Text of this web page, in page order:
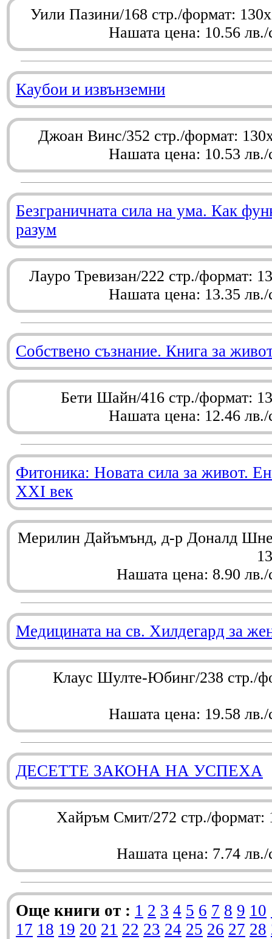
Уили Пазини/168 стр./формат:
Нашата цена: 10.56 лв./
Каубои и извънземни
Джоан Винс/352 стр./формат:
Нашата цена: 10.53 лв./
Безграничната сила на ума. Как
разум
Лауро Тревизан/222 стр./формат:
Нашата цена: 13.35 лв./
Собствено съзнание. Книга за
Бети Шайн/416 стр./формат:
Нашата цена: 12.46 лв./
Фитоника: Новата сила за живот.
XXI век
Мерилин Дайъмънд, д-р Доналд
Нашата цена: 8.90 лв./
Медицината на св. Хилдегард за
Клаус Шулте-Юбинг/238 стр./
Нашата цена: 19.58 лв./
ДЕСЕТТЕ ЗАКОНА НА УСПЕХА
Хайръм Смит/272 стр./
Нашата цена: 7.74 лв./
Още книги от : 1 2 3 4 5 6 7 8 9 10
17 18 19 20 21 22 23 24 25 26 27 28